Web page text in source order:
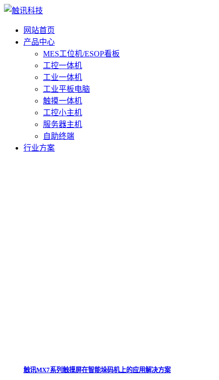
网站首页
产品中心
MES工位机/ESOP看板
工控一体机
工业一体机
工业平板电脑
触摸一体机
工控小主机
服务器主机
自助终端
行业方案
触讯MX7系列触摸屏在智能垛码机上的应用解决方案